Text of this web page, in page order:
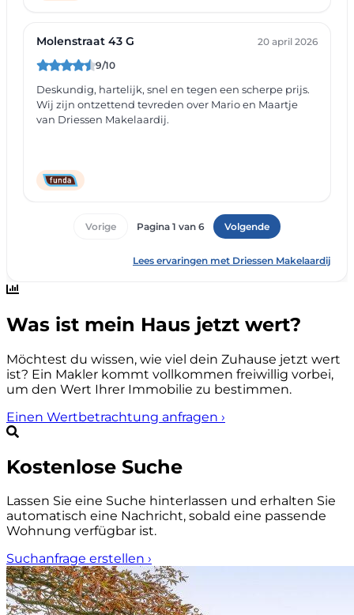
Was ist mein Haus jetzt wert?
Möchtest du wissen, wie viel dein Zuhause jetzt wert
ist? Ein Makler kommt vollkommen freiwillig vorbei,
um den Wert Ihrer Immobilie zu bestimmen.
Einen Wertbetrachtung anfragen ›
Kostenlose Suche
Lassen Sie eine Suche hinterlassen und erhalten Sie
automatisch eine Nachricht, sobald eine passende
Wohnung verfügbar ist.
Suchanfrage erstellen ›